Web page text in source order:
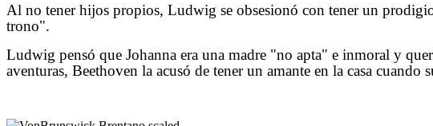
Al no tener hijos propios, Ludwig se obsesionó con tener un
trono".
Ludwig pensó que Johanna era una madre "no apta" e inmoral y
aventuras, Beethoven la acusó de tener un amante en la casa